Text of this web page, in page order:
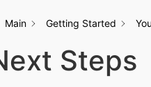
Main Getting Started
Steps